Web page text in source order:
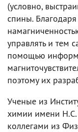
(условно,
спины. Благодаря
управлять и тем
помощью
поэтому их
Ученые из
химии имени
коллегами из